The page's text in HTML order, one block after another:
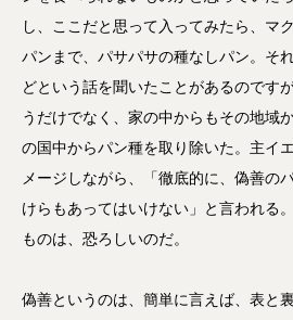
し、ここだと思って入ってみたら、マ
パンまで、パサパサの種なしパン。そ
どという話を聞いたことがあるので
うだけでなく、家の中からもその地域
の国中からパン種を取り除いた。主イ
メージしながら、「徹底的に、偽善の
けらもあってはいけない」と言われる
ものは、恐ろしいのだ。
偽善というのは、簡単に言えば、表と